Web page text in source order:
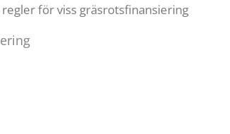
för viss gräsrotsfinansiering